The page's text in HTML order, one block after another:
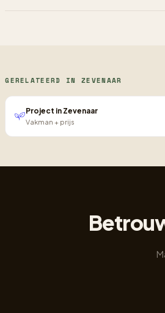
GERELATEERD IN ZEVENAAR
Project in Zevenaar
Vakman + prijs